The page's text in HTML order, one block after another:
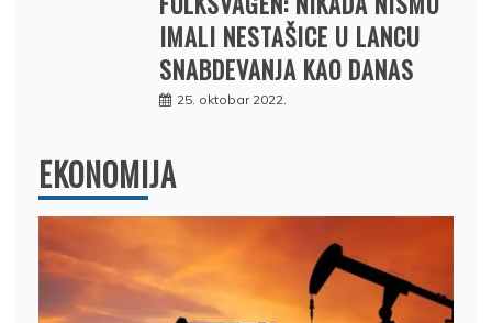
IMALI NESTAŠICE U LANCU
SNABDEVANJA KAO DANAS
25. oktobar 2022.
EKONOMIJA